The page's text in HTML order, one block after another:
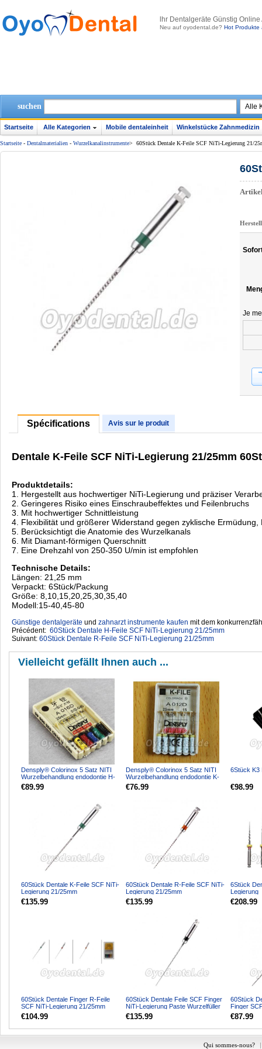
lhr Dentalgeräte Günstig
Neu auf oyodental.de? Hot Produkte
suchen
Startseite Alle Kategorien Mobile dentaleinheit Winkelstücke Zahnmedizin
Startseite - Dentalmaterialien - Wurzelkanalinstrumente> 60Stück Dentale K-Feile SCF NiTi-Legierung 21/
Je
Spécifications Avis sur le produit
Dentale K-Feile SCF NiTi-Legierung 21/25mm
Produktdetails:
1. Hergestellt aus hochwertiger NiTi-Legierung und präziser
2. Geringeres Risiko eines Einschraubeffektes und Feilenbruchs
3. Mit hochwertiger Schnittleistung
4. Flexibilität und größerer Widerstand gegen zyklische
5. Berücksichtigt die Anatomie des Wurzelkanals
6. Mit Diamant-förmigen Querschnitt
7. Eine Drehzahl von 250-350 U/min ist empfohlen
Technische Details:
Längen: 21,25 mm
Verpackt: 6Stück/Packung
Größe: 8,10,15,20,25,30,35,40
Modell:15-40,45-80
Günstige dentalgeräte ‎ und zahnarzt instrumente kaufen mit dem
Précédent: 60Stück Dentale H-Feile SCF NiTi-Legierung 21/25mm
Suivant: 60Stück Dentale R-Feile SCF NiTi-Legierung 21/25mm
Vielleicht gefällt Ihnen auch ...
Densply® Colorinox 5 Satz NITI
Wurzelbehandlung endodontie H-
files #15-#40
€89.99
Densply® Colorinox 5 Satz NITI
Wurzelbehandlung endodontie K-
files #15-#40
€76.99
6Stück K3
€98.99
60Stück Dentale K-Feile SCF NiTi-
Legierung 21/25mm
€135.99
60Stück Dentale R-Feile SCF NiTi-
Legierung 21/25mm
€135.99
6Stück
Legierung
€208.99
60Stück Dentale Finger R-Feile
SCF NiTi-Legierung 21/25mm
€104.99
60Stück Dentale Feile SCF Finger
NiTi-Legierung Paste Wurzelfüller
€135.99
60Stück
Finger
21/25mm
€87.99
Qui sommes-nous? |